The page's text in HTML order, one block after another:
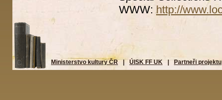
WWW:http://
Ministerstvo kultury ČR ÚISK FF UK Partneři projektu